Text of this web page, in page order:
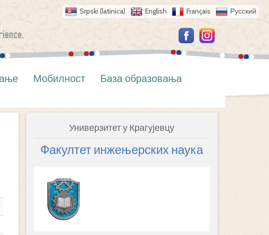
Srpski (latinica) English Français Русский
Мобилност
База образовања
Универзитет у Крагујевцу
Факултет инжењерских наука